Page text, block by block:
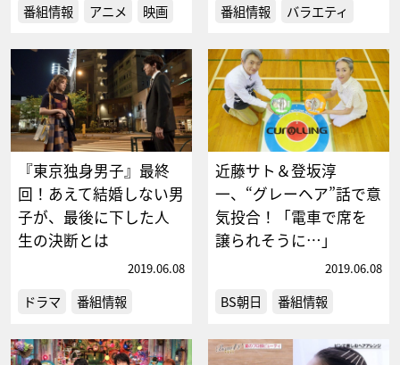
番組情報 アニメ 映画 番組情報 バラエティ
『東京独身男子』最終
回！あえて結婚しない男
子が、最後に下した人
生の決断とは
2019.06.08
ドラマ 番組情報
近藤サト＆登坂淳
一、“グレーヘア”話で意
気投合！「電車で席を
譲られそうに…」
2019.06.08
BS朝日 番組情報